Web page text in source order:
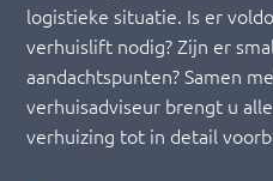
logistieke situatie. Is er
verhuislift nodig? Zijn er
aandachtspunten? Samen
verhuisadviseur brengt u
verhuizing tot in detail